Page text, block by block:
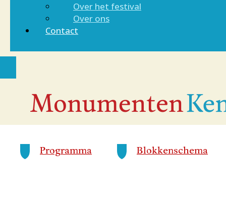
Over het festival
Over ons
Contact
Programma Blokkenschema